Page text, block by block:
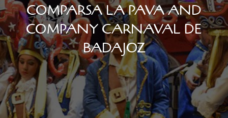
COMPARSA LA PAVA AND
COMPANY CARNAVAL DE
BADAJOZ